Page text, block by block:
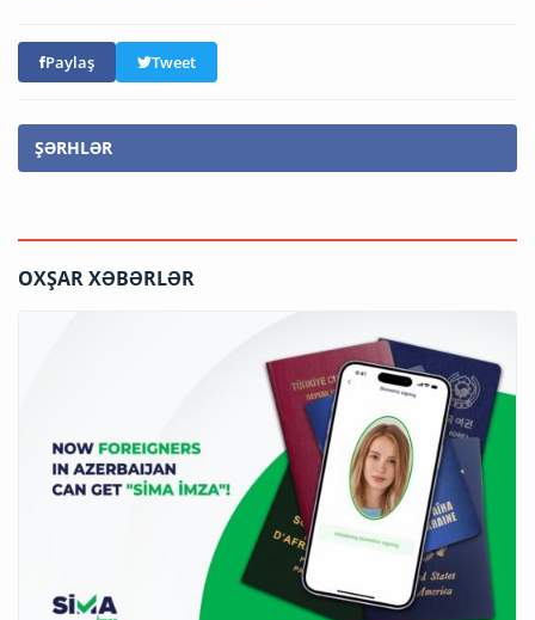
Paylaş Tweet
ŞƏRHLƏR
OXŞAR XƏBƏRLƏR